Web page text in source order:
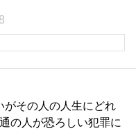
がその人の人生にどれ
の人が恐ろしい犯罪に